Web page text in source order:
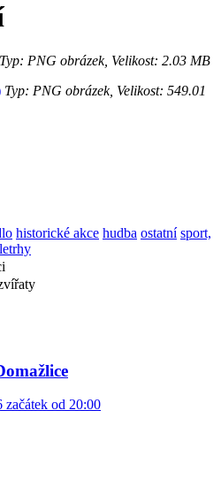
Typ: PNG obrázek, Velikost: 2.03 MB
Typ: PNG obrázek, Velikost: 549.01
historické akce hudba ostatní sport,
začátek od 20:00